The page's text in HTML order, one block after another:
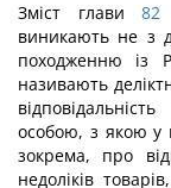
Зміст глави 82
виникають не з
походженню із
називають
особою, з якою у
зокрема, про
недоліків